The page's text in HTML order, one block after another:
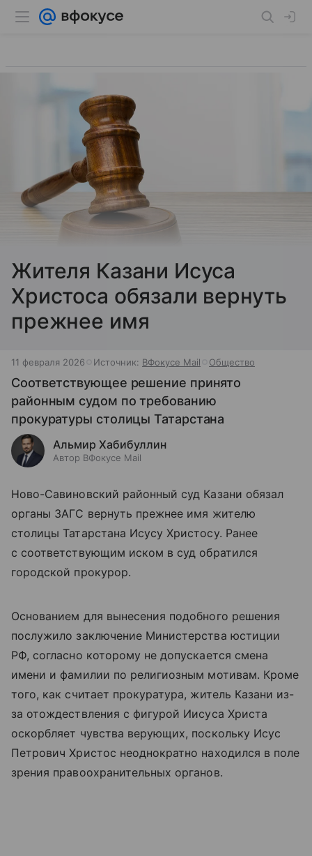
Жителя Казани Исуса
Христоса обязали вернуть
прежнее имя
11 февраля 2026 Источник: ВФокусе Mail Общество
Соответствующее решение принято
районным судом по требованию
прокуратуры столицы Татарстана
Альмир Хабибуллин
Автор ВФокусе Mail
Ново-Савиновский районный суд Казани обязал
органы ЗАГС вернуть прежнее имя жителю
столицы Татарстана Исусу Христосу. Ранее
с соответствующим иском в суд обратился
городской прокурор.
Основанием для вынесения подобного решения
послужило заключение Министерства юстиции
РФ, согласно которому не допускается смена
имени и фамилии по религиозным мотивам. Кроме
того, как считает прокуратура, житель Казани из-
за отождествления с фигурой Иисуса Христа
оскорбляет чувства верующих, поскольку Исус
Петрович Христос неоднократно находился в поле
зрения правоохранительных органов.